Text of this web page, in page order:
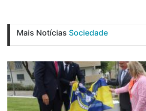
Mais Notícias Sociedade